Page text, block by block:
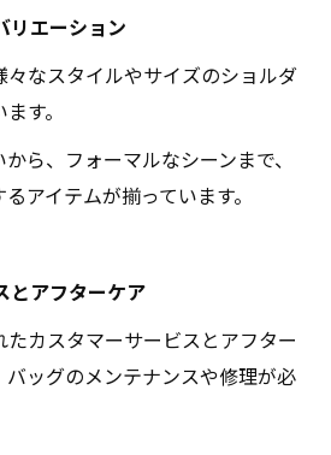
リエーション
なスタイルやサイズのショルダ
す。
ら、フォーマルなシーンまで、
アイテムが揃っています。
とアフターケア
カスタマーサービスとアフター
ッグのメンテナンスや修理が必